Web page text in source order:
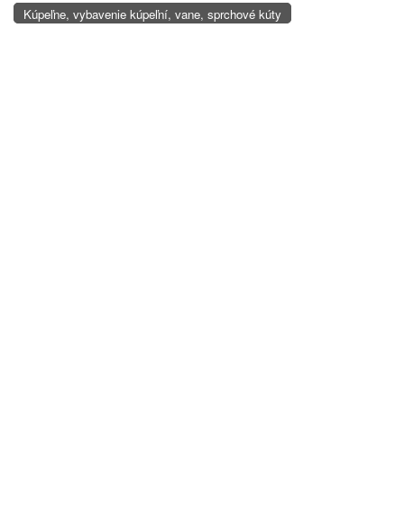
Kúpeľne, vybavenie kúpeľní, vane, sprchové kúty